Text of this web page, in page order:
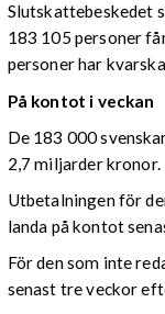
Slutskattebeskedet
183 105 personer
personer har
På kontot i veckan
De 183 000
2,7 miljarder kronor.
Utbetalningen för
landa på kontot
För den som inte
senast tre veckor